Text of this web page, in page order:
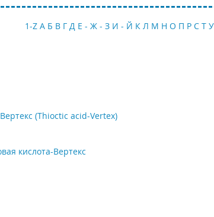
1-Z А Б В Г Д Е - Ж - З И - Й К Л М Н О П Р С Т У
(Thioctic­ acid-Vertex)
кислота-Вертекс